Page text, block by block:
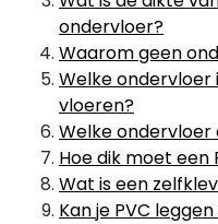
ondervloer?
Waarom geen
Welke ondervloer
vloeren?
Welke ondervloer
Hoe dik moet een
Wat is een
Kan je PVC